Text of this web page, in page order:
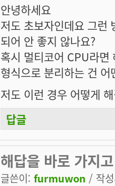
안녕하세요
저도 초보자인데요 그런
되어 안 좋지 않나요?
혹시 멀티코어 CPU라
형식으로 분리하는 건
저도 이런 경우 어떻게
답글
해답을 바로 가지
글쓴이: furmuwon / 작